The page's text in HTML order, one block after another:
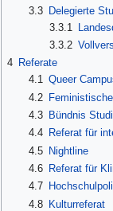
3.3 Delegierte
3.3.1
3.3.2
4 Referate
4.1 Queer
4.2
4.3
Bündnis
4.4
Referat für
4.5 Nightline
4.6
Referat für
4.7
4.8 Kulturreferat